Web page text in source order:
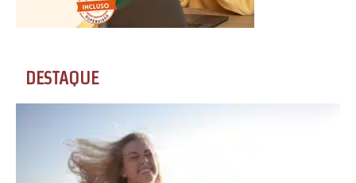
DESTAQUE